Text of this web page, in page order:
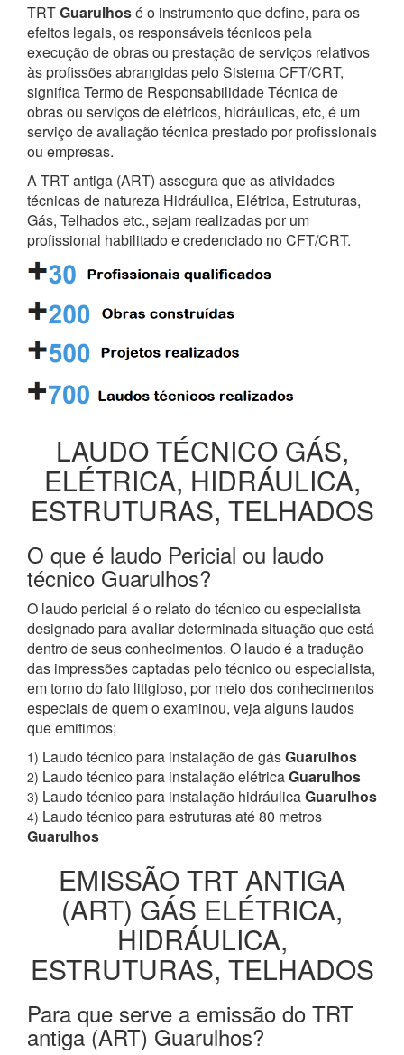
TRTGuarulhosé o instrumento que define, para os
efeitos legais, os responsáveis técnicos pela
execução de obras ou prestação de serviços relativos
às profissões abrangidas pelo Sistema CFT/CRT,
significa Termo de Responsabilidade Técnica de
obras ou serviços de elétricos, hidráulicas, etc, é um
serviço de avaliação técnica prestado por profissionais
ou empresas.
A TRT antiga (ART) assegura que as atividades
técnicas de natureza Hidráulica, Elétrica, Estruturas,
Gás, Telhados etc., sejam realizadas por um
profissional habilitado e credenciado no CFT/CRT.
LAUDO TÉCNICO GÁS,
ELÉTRICA, HIDRÁULICA,
ESTRUTURAS, TELHADOS
O que é laudo Pericial ou laudo
técnico Guarulhos?
O laudo pericial é o relato do técnico ou especialista
designado para avaliar determinada situação que está
dentro de seus conhecimentos. O laudo é a tradução
das impressões captadas pelo técnico ou especialista,
em torno do fato litigioso, por meio dos conhecimentos
especiais de quem o examinou, veja alguns laudos
que emitimos;
1) Laudo técnico para instalação de gásGuarulhos
2) Laudo técnico para instalação elétricaGuarulhos
3) Laudo técnico para instalação hidráulicaGuarulhos
4) Laudo técnico para estruturas até 80 metros
Guarulhos
EMISSÃO TRT ANTIGA
(ART) GÁS ELÉTRICA,
HIDRÁULICA,
ESTRUTURAS, TELHADOS
Para que serve a emissão do TRT
antiga (ART) Guarulhos?